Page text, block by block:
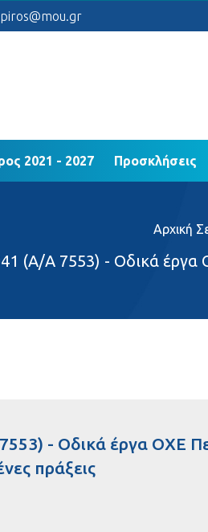
Ήπειρος 2021 - 2027
2021 - 2027 Προσκλήσεις
Αρχική
(Α/Α 7553) - Οδικά έργα
- Οδικά έργα ΟΧΕ
πράξεις